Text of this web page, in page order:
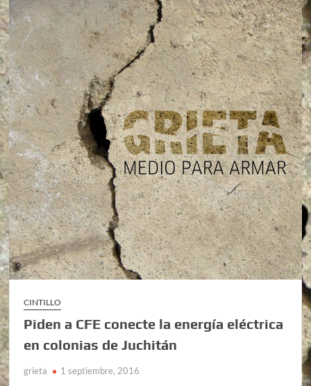
CINTILLO
Piden a CFE conecte la energía eléctrica
en colonias de Juchitán
grieta 1 septiembre, 2016